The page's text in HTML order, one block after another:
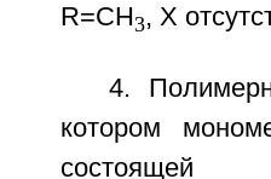
R=СН3, Х
4.
котором
состоящей